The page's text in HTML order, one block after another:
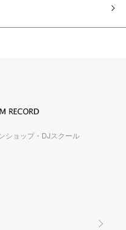
ショップ・DJスクール